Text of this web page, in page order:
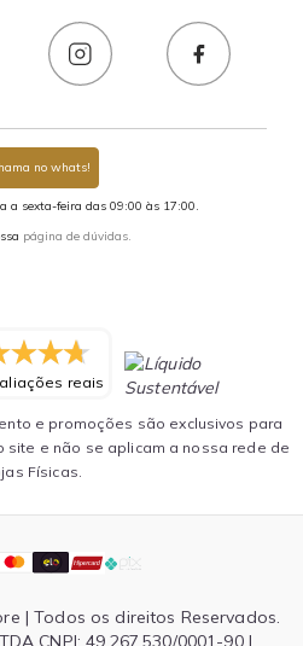
no whats!
a sexta-feira das 09:00 às 17:00.
página de dúvidas.
reais
e promoções são exclusivos para
e não se aplicam a nossa rede de
Físicas.
| Todos os direitos Reservados.
CNPJ: 49.267.530/0001-90 |